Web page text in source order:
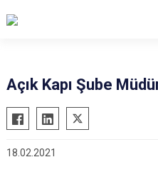
Açık Kapı Şube
18.02.2021